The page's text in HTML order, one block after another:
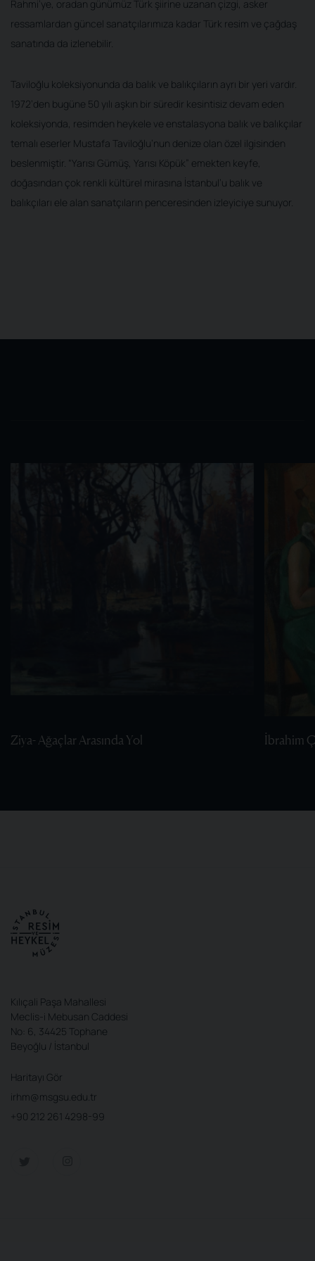
Rahmi’ye, oradan günümüz Türk şiirine uzanan çizgi, asker
ressamlardan güncel sanatçılarımıza kadar Türk resim ve çağdaş
sanatında da izlenebilir.
Taviloğlu koleksiyonunda da balık ve balıkçıların ayrı bir yeri vardır.
1972’den bugüne 50 yılı aşkın bir süredir kesintisiz devam eden
koleksiyonda, resimden heykele ve enstalasyona balık ve balıkçılar
temalı eserler Mustafa Taviloğlu’nun denize olan özel ilgisinden
beslenmiştir. “Yarısı Gümüş, Yarısı Köpük” emekten keyfe,
doğasından çok renkli kültürel mirasına İstanbul’u balık ve
balıkçıları ele alan sanatçıların penceresinden izleyiciye sunuyor.
Ziya- Ağaçlar Arasında Yol İbrahim
Kılıçali Paşa Mahallesi
Meclis-i Mebusan Caddesi
No: 6, 34425 Tophane
Beyoğlu / İstanbul
Haritayı Gör
irhm@msgsu.edu.tr
+90 212 261 4298-99